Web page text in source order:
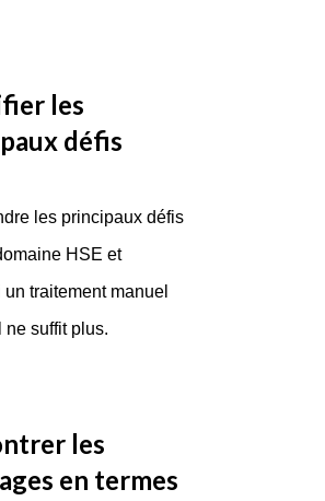
les
défis
les principaux défis
HSE et
traitement manuel
ne suffit plus.
les
en termes